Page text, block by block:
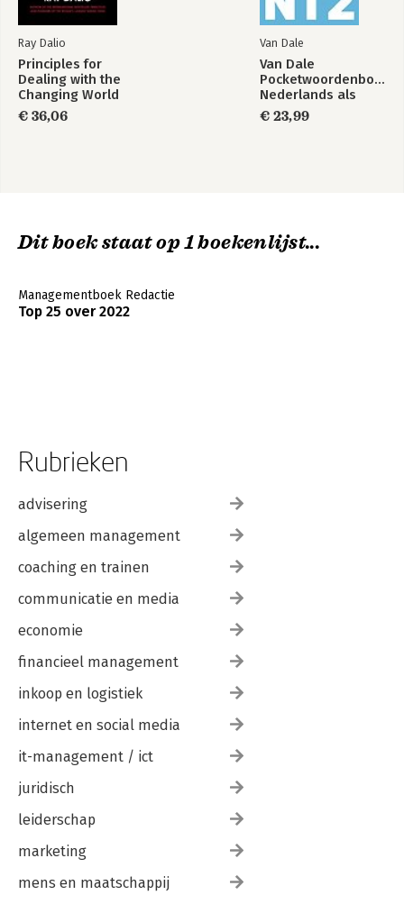
Ray Dalio
Principles for
Dealing with the
Changing World
Order
€ 36,06
Van Dale
Van Dale
Pocketwoordenboek
Nederlands als
tweede taal (NT2)
€ 23,99
Dit boek staat op 1 boekenlijst...
Managementboek Redactie
Top 25 over 2022
Rubrieken
advisering
algemeen management
coaching en trainen
communicatie en media
economie
financieel management
inkoop en logistiek
internet en social media
it-management / ict
juridisch
leiderschap
marketing
mens en maatschappij